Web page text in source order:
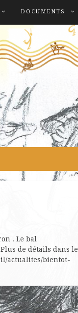
DOCUMENTS
. Le bal
de détails dans le
actualites/bientot-